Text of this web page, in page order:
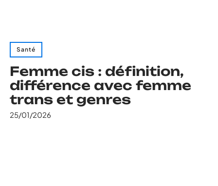
Santé
Femme cis : définition,
différence avec femme
trans et genres
25/01/2026